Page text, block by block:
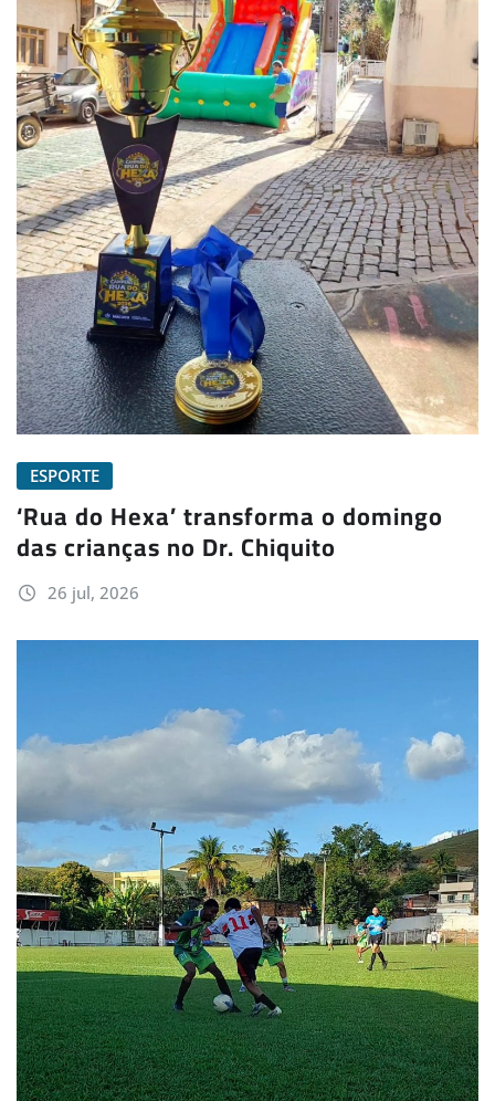
ESPORTE
‘Rua do Hexa’ transforma o domingo
das crianças no Dr. Chiquito
26 jul, 2026